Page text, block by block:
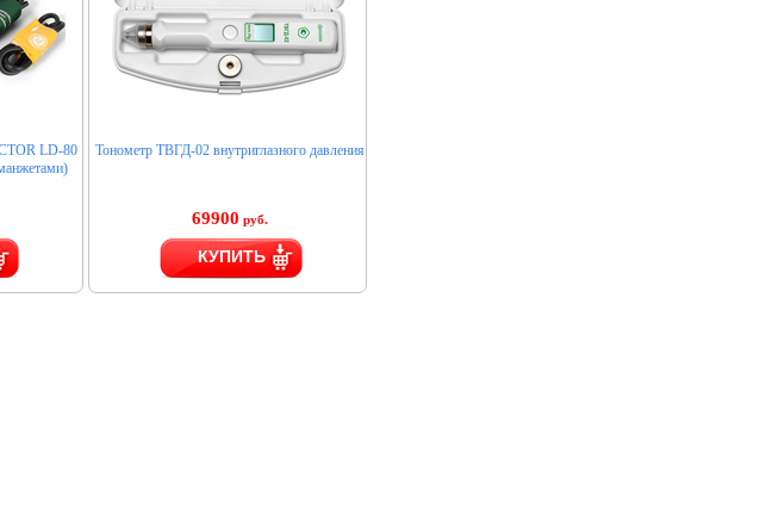
LD-80
Тонометр ТВГД-02 внутриглазного давления
69900 руб.
КУПИТЬ